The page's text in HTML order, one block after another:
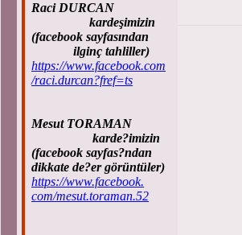
Raci DURCAN
kardeşimizin
(facebook sayfasından
ilginç tahliller)
https://www.facebook.com
/raci.durcan?fref=ts
Mesut TORAMAN
karde?imizin
(facebook sayfas?ndan
dikkate de?er görüntüler)
https://www.facebook.
com/mesut.toraman.52